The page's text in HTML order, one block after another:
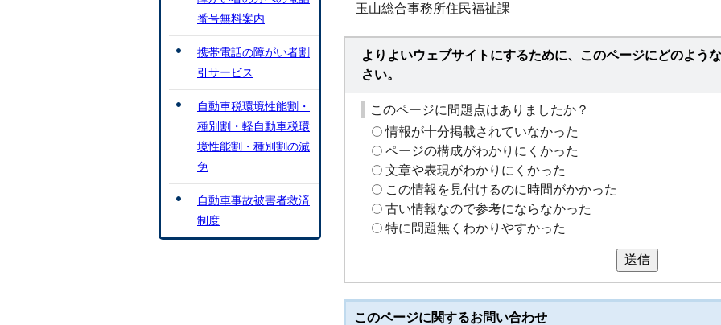
玉山総合事務所住民福祉課
よりよいウェブサイトにするために、このページにどのよう
さい。
このページに問題点はありましたか？
情報が十分掲載されていなかった
ページの構成がわかりにくかった
文章や表現がわかりにくかった
この情報を見付けるのに時間がかかった
古い情報なので参考にならなかった
特に問題無くわかりやすかった
送信
このページに関するお問い合わせ
番号無料案内
携帯電話の障がい者割
引サービス
自動車税環境性能割・
種別割・軽自動車税環
境性能割・種別割の減
免
自動車事故被害者救済
制度